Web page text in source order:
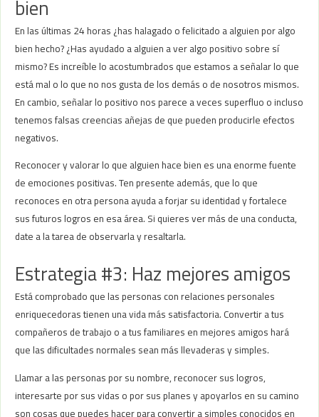
bien
En las últimas 24 horas ¿has halagado o felicitado a alguien por algo
bien hecho? ¿Has ayudado a alguien a ver algo positivo sobre sí
mismo? Es increíble lo acostumbrados que estamos a señalar lo que
está mal o lo que no nos gusta de los demás o de nosotros mismos.
En cambio, señalar lo positivo nos parece a veces superfluo o incluso
tenemos falsas creencias añejas de que pueden producirle efectos
negativos.
Reconocer y valorar lo que alguien hace bien es una enorme fuente
de emociones positivas. Ten presente además, que lo que
reconoces en otra persona ayuda a forjar su identidad y fortalece
sus futuros logros en esa área. Si quieres ver más de una conducta,
date a la tarea de observarla y resaltarla.
Estrategia #3: Haz mejores amigos
Está comprobado que las personas con relaciones personales
enriquecedoras tienen una vida más satisfactoria. Convertir a tus
compañeros de trabajo o a tus familiares en mejores amigos hará
que las dificultades normales sean más llevaderas y simples.
Llamar a las personas por su nombre, reconocer sus logros,
interesarte por sus vidas o por sus planes y apoyarlos en su camino
son cosas que puedes hacer para convertir a simples conocidos en